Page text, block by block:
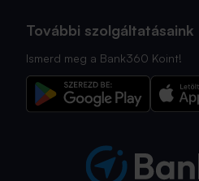
További szolgáltatásaink
Ismerd meg a Bank360 Koint!